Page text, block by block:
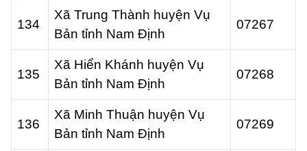
134
Xã Trung Thành huyện Vụ
Bản tỉnh Nam Định
07267
135
Xã Hiển Khánh huyện Vụ
Bản tỉnh Nam Định
07268
136
Xã Minh Thuận huyện Vụ
Bản tỉnh Nam Định
07269